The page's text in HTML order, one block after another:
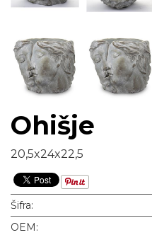
Ohišje
20,5x24x22,5
Šifra:
OEM: